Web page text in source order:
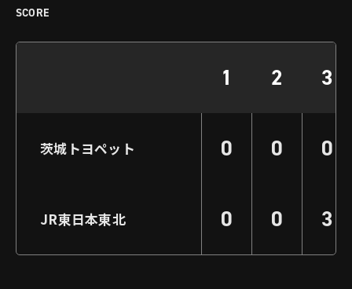
SCORE
1 2 3
茨城トヨペット 0 0 0
JR東日本東北 0 0 3